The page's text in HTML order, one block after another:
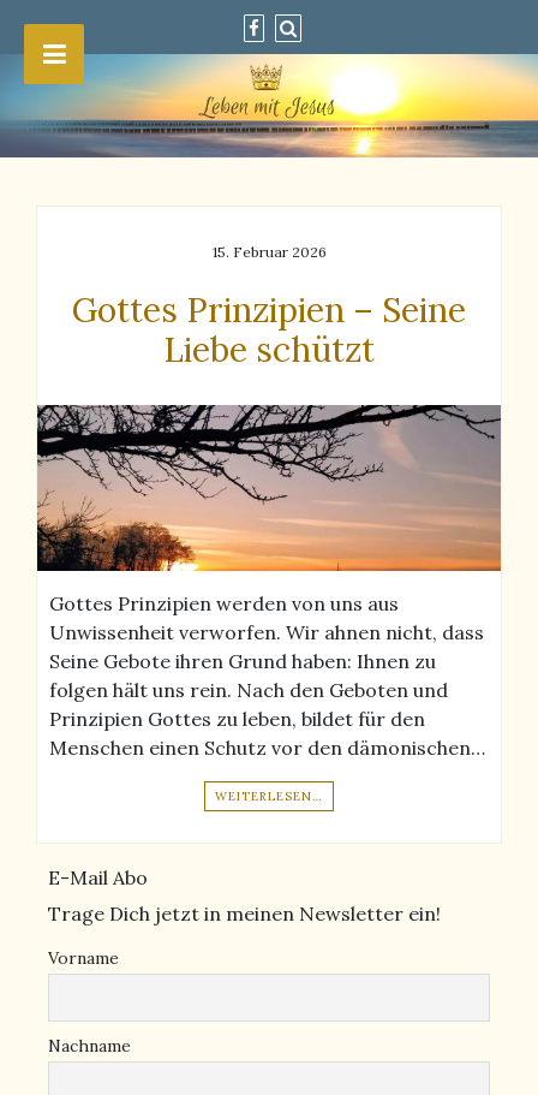
15. Februar 2026
Gottes Prinzipien – Seine
Liebe schützt
Gottes Prinzipien werden von uns aus
Unwissenheit verworfen. Wir ahnen nicht, dass
Seine Gebote ihren Grund haben: Ihnen zu
folgen hält uns rein. Nach den Geboten und
Prinzipien Gottes zu leben, bildet für den
Menschen einen Schutz vor den dämonischen…
WEITERLESEN…
E-Mail Abo
Trage Dich jetzt in meinen Newsletter ein!
Vorname
Nachname